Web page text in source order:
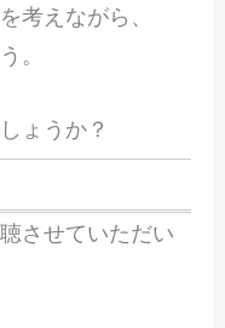
考えながら、
。
ょうか？
させていただい